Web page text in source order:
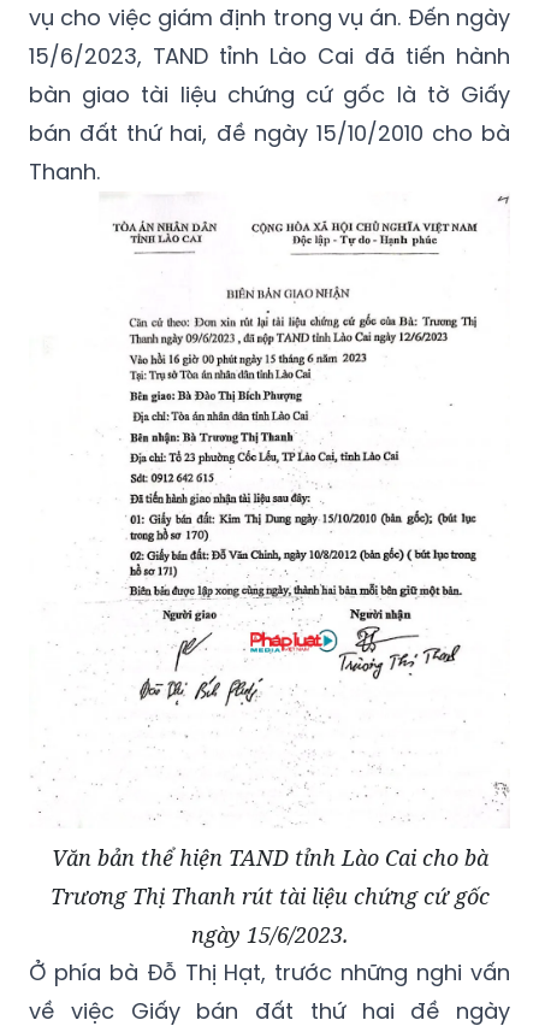
vụ cho việc giám định trong vụ án. Đến ngày
15/6/2023, TAND tỉnh Lào Cai đã tiến hành
bàn giao tài liệu chứng cứ gốc là tờ Giấy
bán đất thứ hai, đề ngày 15/10/2010 cho bà
Thanh.
Văn bản thể hiện TAND tỉnh Lào Cai cho bà
Trương Thị Thanh rút tài liệu chứng cứ gốc
ngày 15/6/2023.
Ở phía bà Đỗ Thị Hạt, trước những nghi vấn
về việc Giấy bán đất thứ hai đề ngày